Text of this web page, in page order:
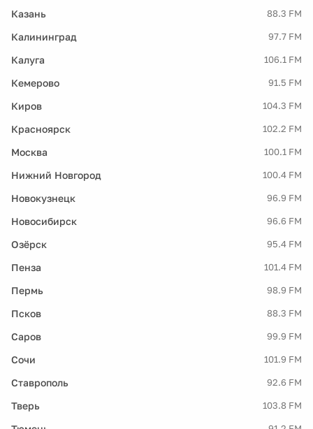
Казань 88.3 FM
Калининград 97.7 FM
Калуга 106.1 FM
Кемерово 91.5 FM
Киров 104.3 FM
Красноярск 102.2 FM
Москва 100.1 FM
Нижний Новгород 100.4 FM
Новокузнецк 96.9 FM
Новосибирск 96.6 FM
Озёрск 95.4 FM
Пенза 101.4 FM
Пермь 98.9 FM
Псков 88.3 FM
Саров 99.9 FM
Сочи 101.9 FM
Ставрополь 92.6 FM
Тверь 103.8 FM